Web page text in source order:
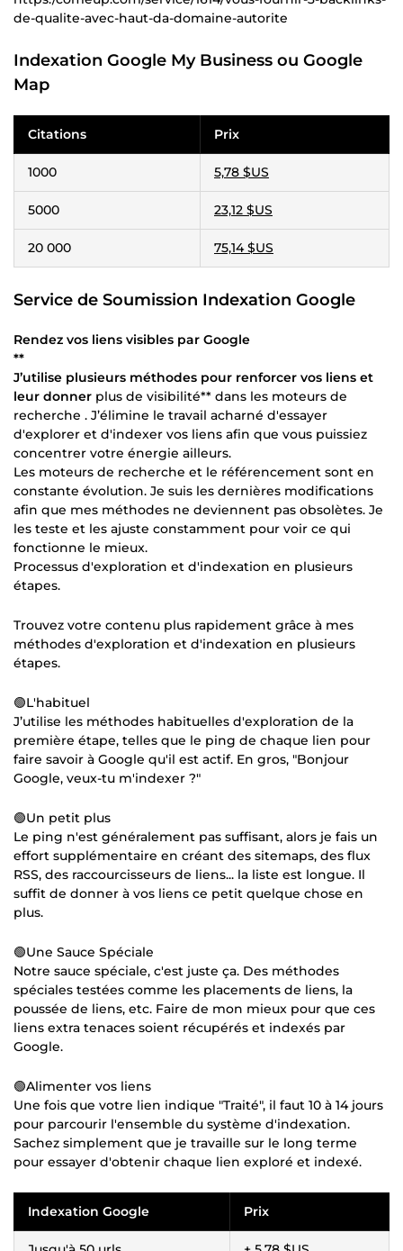
de-qualite-avec-haut-da-domaine-autorite
Indexation Google My Business ou Google
Map
Citations Prix
1000 5,78 $US
5000 23,12 $US
20 000 75,14 $US
Service de Soumission Indexation Google
Rendez vos liens visibles par Google
**
J’utilise plusieurs méthodes pour renforcer vos liens et
leur donner plus de visibilité** dans les moteurs de
recherche . J’élimine le travail acharné d'essayer
d'explorer et d'indexer vos liens afin que vous puissiez
concentrer votre énergie ailleurs.
Les moteurs de recherche et le référencement sont en
constante évolution. Je suis les dernières modifications
afin que mes méthodes ne deviennent pas obsolètes. Je
les teste et les ajuste constamment pour voir ce qui
fonctionne le mieux.
Processus d'exploration et d'indexation en plusieurs
étapes.
Trouvez votre contenu plus rapidement grâce à mes
méthodes d'exploration et d'indexation en plusieurs
étapes.
🟢L'habituel
J’utilise les méthodes habituelles d'exploration de la
première étape, telles que le ping de chaque lien pour
faire savoir à Google qu'il est actif. En gros, "Bonjour
Google, veux-tu m'indexer ?"
🟢Un petit plus
Le ping n'est généralement pas suffisant, alors je fais un
effort supplémentaire en créant des sitemaps, des flux
RSS, des raccourcisseurs de liens... la liste est longue. Il
suffit de donner à vos liens ce petit quelque chose en
plus.
🟢Une Sauce Spéciale
Notre sauce spéciale, c'est juste ça. Des méthodes
spéciales testées comme les placements de liens, la
poussée de liens, etc. Faire de mon mieux pour que ces
liens extra tenaces soient récupérés et indexés par
Google.
🟢Alimenter vos liens
Une fois que votre lien indique "Traité", il faut 10 à 14 jours
pour parcourir l'ensemble du système d'indexation.
Sachez simplement que je travaille sur le long terme
pour essayer d'obtenir chaque lien exploré et indexé.
Indexation Google Prix